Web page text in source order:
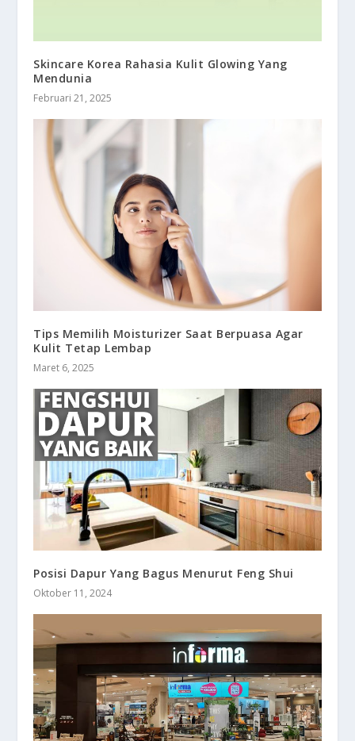
Skincare Korea Rahasia Kulit Glowing Yang
Mendunia
Februari 21, 2025
Tips Memilih Moisturizer Saat Berpuasa Agar
Kulit Tetap Lembap
Maret 6, 2025
Posisi Dapur Yang Bagus Menurut Feng Shui
Oktober 11, 2024